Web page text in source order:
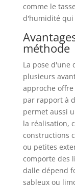
comme le
d'humidité qui
méthode
La pose d'une
plusieurs
approche
par rapport à
permet aussi
la réalisation,
constructions
ou petites
comporte des
dalle dépend
sableux ou